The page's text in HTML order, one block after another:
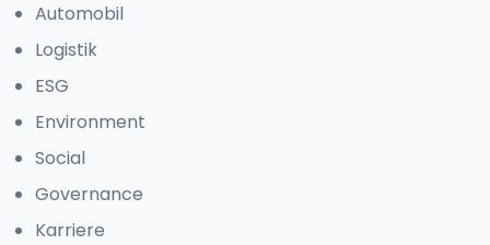
Automobil
Logistik
ESG
Environment
Social
Governance
Karriere